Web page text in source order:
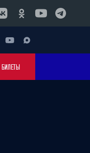
БИЛЕТЫ